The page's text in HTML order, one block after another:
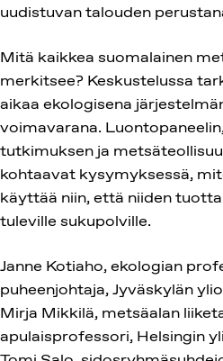
uudistuvan talouden
Mitä kaikkea suomalainen
merkitsee? Keskustelussa
aikaa ekologisena
voimavarana.
tutkimuksen ja
kohtaavat kysymyksessä,
käyttää niin, että niiden
tuleville sukupolville.
Janne Kotiaho, ekologian
puheenjohtaja, Jyväskylän
Mirja Mikkilä, metsäalan
apulaisprofessori, Helsingin